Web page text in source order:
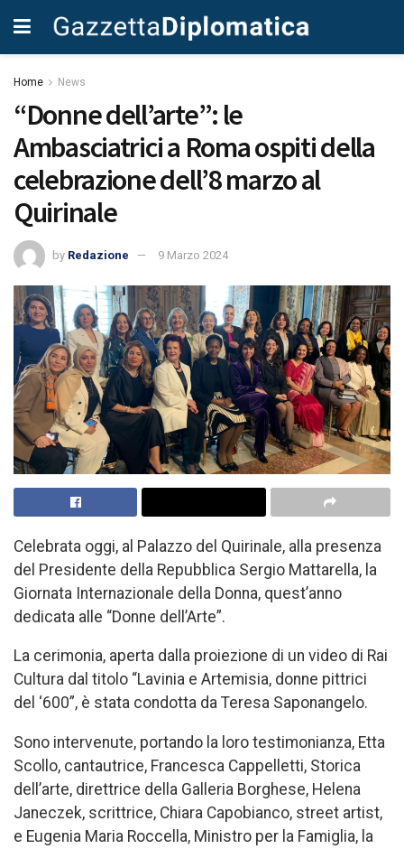
Home News
“Donne dell’arte”: le
Ambasciatrici a Roma ospiti della
celebrazione dell’8 marzo al
Quirinale
by Redazione 9 Marzo 2024
Celebrata oggi, al Palazzo del Quirinale, alla presenza
del Presidente della Repubblica Sergio Mattarella, la
Giornata Internazionale della Donna, quest’anno
dedicata alle “Donne dell’Arte”.
La cerimonia, aperta dalla proiezione di un video di Rai
Cultura dal titolo “Lavinia e Artemisia, donne pittrici
del ‘600”, è stata condotta da Teresa Saponangelo.
Sono intervenute, portando la loro testimonianza, Etta
Scollo, cantautrice, Francesca Cappelletti, Storica
dell’arte, direttrice della Galleria Borghese, Helena
Janeczek, scrittrice, Chiara Capobianco, street artist,
e Eugenia Maria Roccella, Ministro per la Famiglia, la